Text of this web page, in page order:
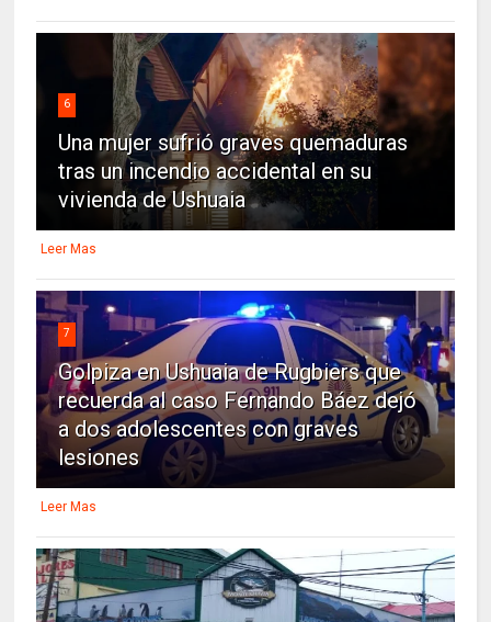
6
Una mujer sufrió graves quemaduras
tras un incendio accidental en su
vivienda de Ushuaia
Leer Mas
7
Golpiza en Ushuaia de Rugbiers que
recuerda al caso Fernando Báez dejó
a dos adolescentes con graves
lesiones
Leer Mas